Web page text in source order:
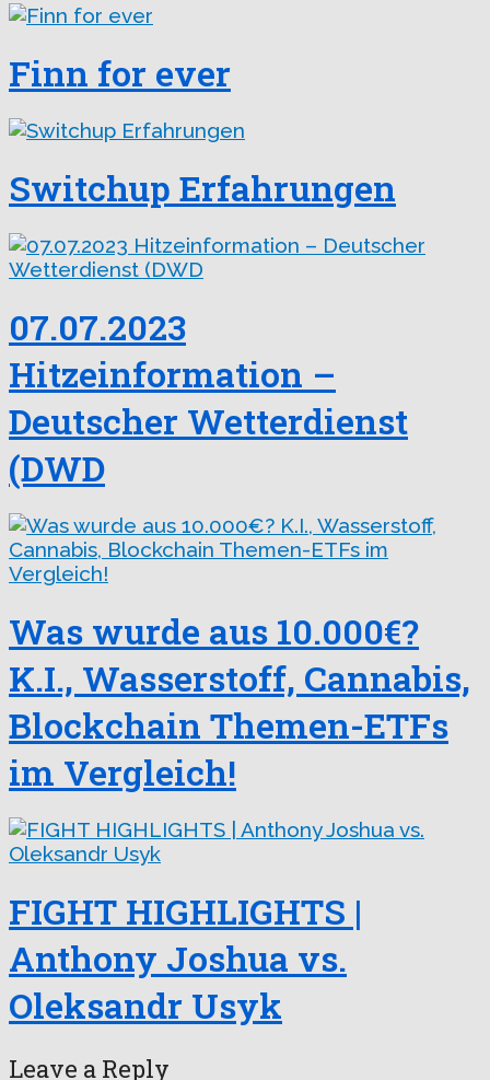
Finn for ever
Switchup Erfahrungen
07.07.2023
Hitzeinformation –
Deutscher Wetterdienst
(DWD
Was wurde aus 10.000€?
K.I., Wasserstoff, Cannabis,
Blockchain Themen-ETFs
im Vergleich!
FIGHT HIGHLIGHTS |
Anthony Joshua vs.
Oleksandr Usyk
Leave a Reply